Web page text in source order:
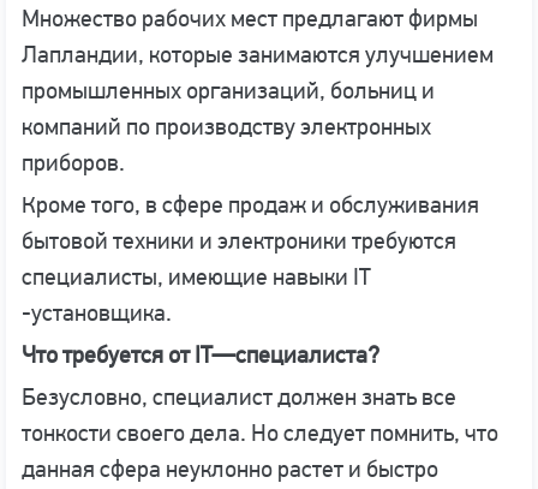
Множество рабочих мест предлагают фирмы
Лапландии, которые занимаются улучшением
промышленных организаций, больниц и
компаний по производству электронных
приборов.
Кроме того, в сфере продаж и обслуживания
бытовой техники и электроники требуются
специалисты, имеющие навыки IT
-установщика.
Что требуется отIT—cпециалиста?
Безусловно, специалист должен знать все
тонкости своего дела. Но следует помнить, что
данная сфера неуклонно растет и быстро